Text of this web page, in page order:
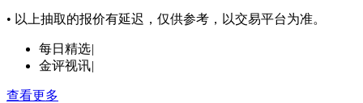
• 以上抽取的报价有延迟，仅供参考，以交易平台为准。
每日精选|
金评视讯|
查看更多